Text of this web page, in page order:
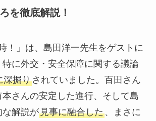
を徹底解説！
！」は、島田洋一先生をゲストに
に外交・安全保障に関する議論
深掘りされていました。百田さん
さんの安定した進行、そして島
な解説が見事に融合した、まさに